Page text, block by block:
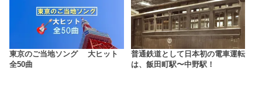
東京のご当地ソング 大ヒット
全50曲
普通鉄道として日本初の電車運転
は、飯田町駅〜中野駅！